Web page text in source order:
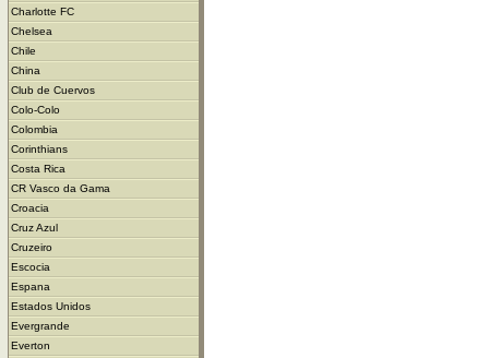
Charlotte FC
Chelsea
Chile
China
Club de Cuervos
Colo-Colo
Colombia
Corinthians
Costa Rica
CR Vasco da Gama
Croacia
Cruz Azul
Cruzeiro
Escocia
Espana
Estados Unidos
Evergrande
Everton